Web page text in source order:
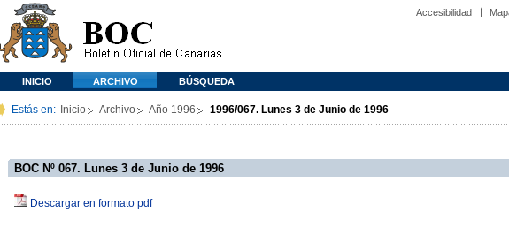
Accesibilidad
INICIO ARCHIVO BÚSQUEDA
Estás en: Inicio Archivo Año 1996 1996/067. Lunes 3 de Junio de 1996
BOC Nº 067. Lunes 3 de Junio de 1996
Descargar en formato pdf